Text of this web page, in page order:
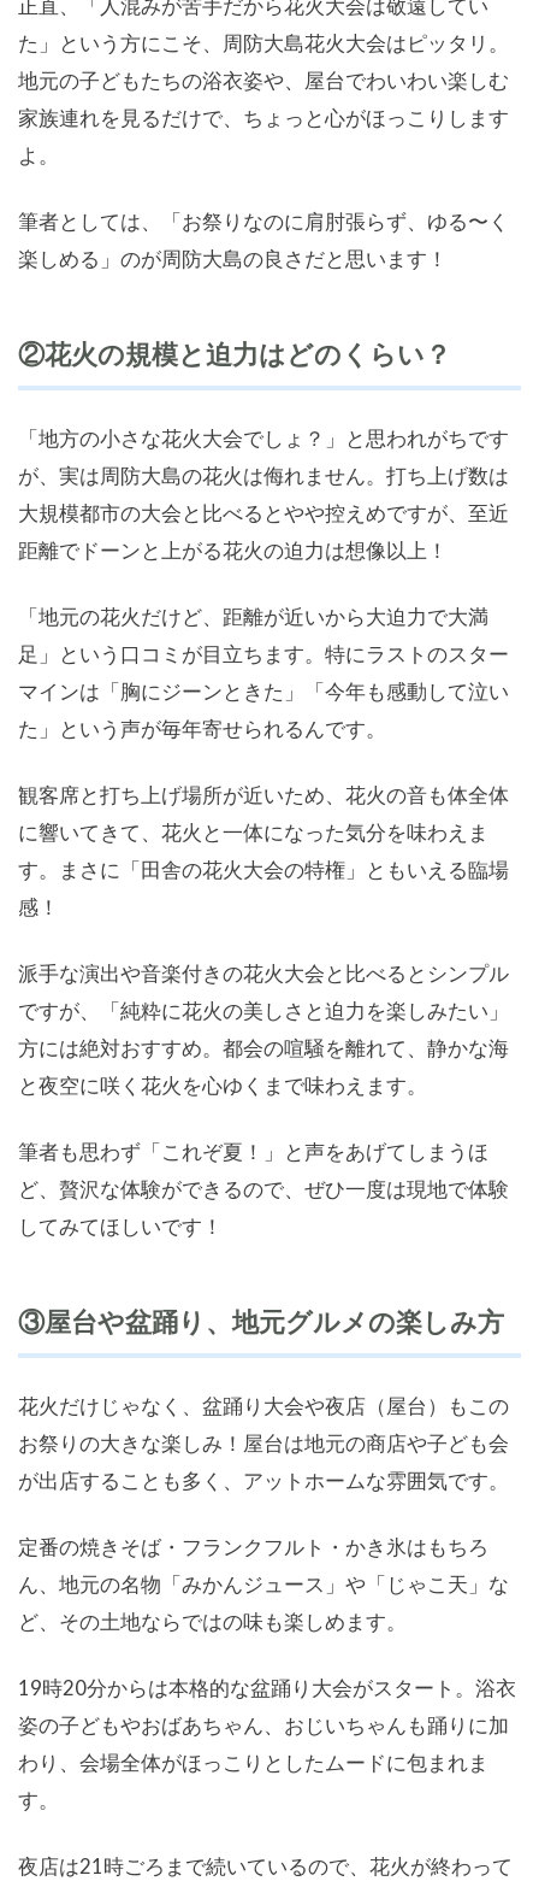
正直、「人混みが苦手だから花火大会は敬遠してい
た」という方にこそ、周防大島花火大会はピッタリ。
地元の子どもたちの浴衣姿や、屋台でわいわい楽しむ
家族連れを見るだけで、ちょっと心がほっこりします
よ。
筆者としては、「お祭りなのに肩肘張らず、ゆる〜く
楽しめる」のが周防大島の良さだと思います！
②花火の規模と迫力はどのくらい？
「地方の小さな花火大会でしょ？」と思われがちです
が、実は周防大島の花火は侮れません。打ち上げ数は
大規模都市の大会と比べるとやや控えめですが、至近
距離でドーンと上がる花火の迫力は想像以上！
「地元の花火だけど、距離が近いから大迫力で大満
足」という口コミが目立ちます。特にラストのスター
マインは「胸にジーンときた」「今年も感動して泣い
た」という声が毎年寄せられるんです。
観客席と打ち上げ場所が近いため、花火の音も体全体
に響いてきて、花火と一体になった気分を味わえま
す。まさに「田舎の花火大会の特権」ともいえる臨場
感！
派手な演出や音楽付きの花火大会と比べるとシンプル
ですが、「純粋に花火の美しさと迫力を楽しみたい」
方には絶対おすすめ。都会の喧騒を離れて、静かな海
と夜空に咲く花火を心ゆくまで味わえます。
筆者も思わず「これぞ夏！」と声をあげてしまうほ
ど、贅沢な体験ができるので、ぜひ一度は現地で体験
してみてほしいです！
③屋台や盆踊り、地元グルメの楽しみ方
花火だけじゃなく、盆踊り大会や夜店（屋台）もこの
お祭りの大きな楽しみ！屋台は地元の商店や子ども会
が出店することも多く、アットホームな雰囲気です。
定番の焼きそば・フランクフルト・かき氷はもちろ
ん、地元の名物「みかんジュース」や「じゃこ天」な
ど、その土地ならではの味も楽しめます。
19時20分からは本格的な盆踊り大会がスタート。浴衣
姿の子どもやおばあちゃん、おじいちゃんも踊りに加
わり、会場全体がほっこりとしたムードに包まれま
す。
夜店は21時ごろまで続いているので、花火が終わって